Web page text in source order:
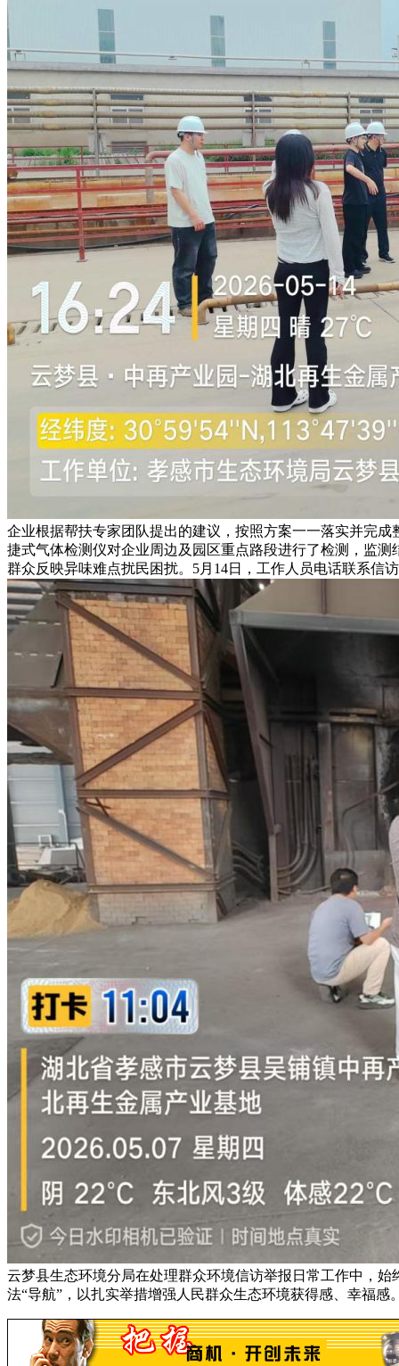
企业根据帮扶专家团队提出的建议，按照方案一一落实并完
捷式气体检测仪对企业周边及园区重点路段进行了检测，监
群众反映异味难点扰民困扰。5月14日，工作人员电话联系信
云梦县生态环境分局在处理群众环境信访举报日常工作中，
法“导航”，以扎实举措增强人民群众生态环境获得感、幸福感